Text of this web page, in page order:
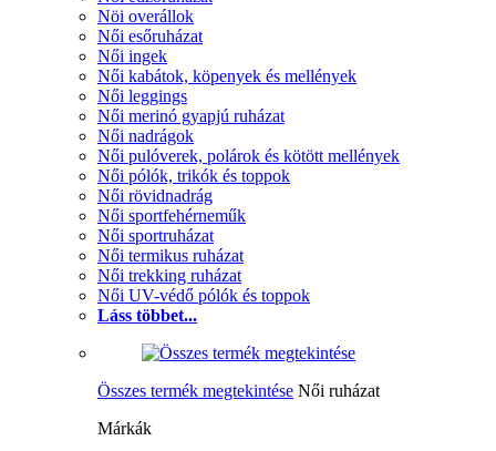
Nöi overállok
Női esőruházat
Női ingek
Női kabátok, köpenyek és mellények
Női leggings
Női merinó gyapjú ruházat
Női nadrágok
Női pulóverek, polárok és kötött mellények
Női pólók, trikók és toppok
Női rövidnadrág
Női sportfehérneműk
Női sportruházat
Női termikus ruházat
Női trekking ruházat
Női UV-védő pólók és toppok
Láss többet...
Összes termék megtekintése Női ruházat
Márkák